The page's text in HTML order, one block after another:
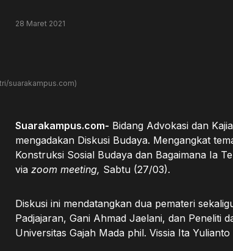
28 Maret 2021
suarakampus.com)
Suarakampus.com- Bidang Advokasi dan
mengadakan Diskusi Budaya. Mengangkat
Konstruksi Sosial Budaya dan Bagaimana Ia
via zoom meeting, Sabtu (27/03).
Diskusi ini mendatangkan dua pemateri
Padjajaran, Gani Ahmad Jaelani, dan Peneliti
Universitas Gajah Mada phil. Vissia Ita Yulianto